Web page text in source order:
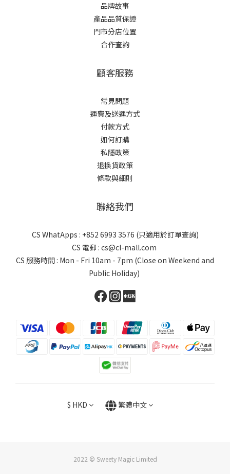
品牌故事
產品品質保證
門市分店位置
合作查詢
顧客服務
常見問題
運費及送運方式
付款方式
如何訂購
私隱政策
退換貨政策
條款與細則
聯絡我們
CS WhatApps : +852 6993 3576 (只適用於訂單查詢)
CS 電郵 : cs@cl-mall.com
CS 服務時間 : Mon - Fri 10am - 7pm (Close on Weekend and
Public Holiday)
$ HKD 繁體中文
2022 © Sweety Magic Limited